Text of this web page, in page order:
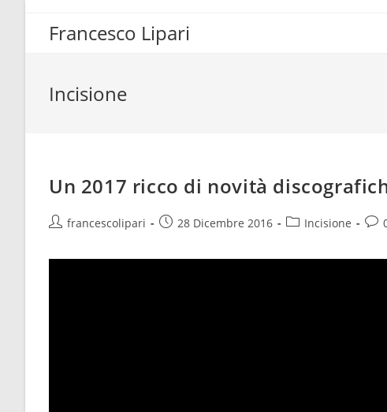
Francesco Lipari
Incisione
Un 2017 ricco di novità
Autorefrancescolipari
Articolo28 Dicembre 2016
Categoria
Incisione